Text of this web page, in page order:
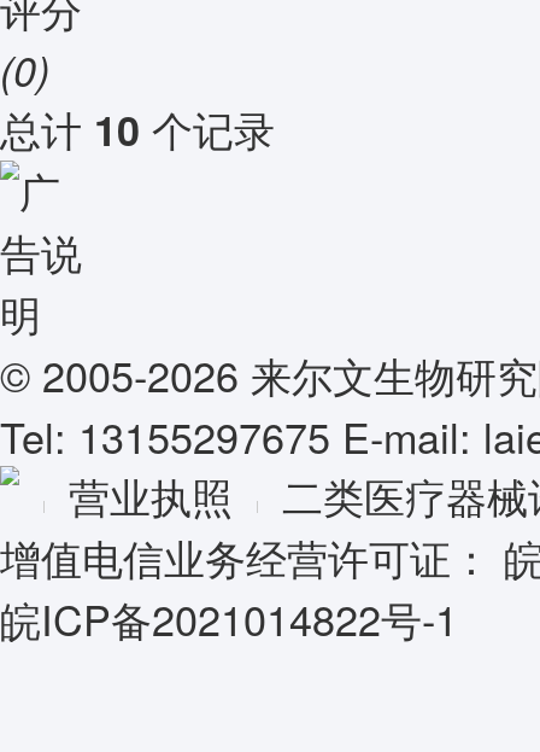
(0)
总计 10 个记录
© 2005-2026 来尔文生物研
Tel: 13155297675 E-mail:
营业执照
二类医疗器
增值电信业务经营许可证：
皖ICP备2021014822号-1